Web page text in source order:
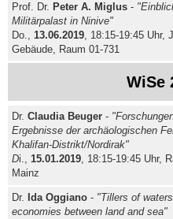
Prof. Dr. Peter A. Miglus -
Militärpalast in Ninive"
Do.,13.06.2019, 18:15-19:45 Uhr,
Gebäude, Raum 01-731
WiSe
Dr. Claudia Beuger -
Ergebnisse der archäologischen
Khalifan-Distrikt/Nordirak"
Di.,15.01.2019, 18:15-19:45 Uhr,
Mainz
Dr. Ida Oggiano - "Tillers of
economies between land and sea"